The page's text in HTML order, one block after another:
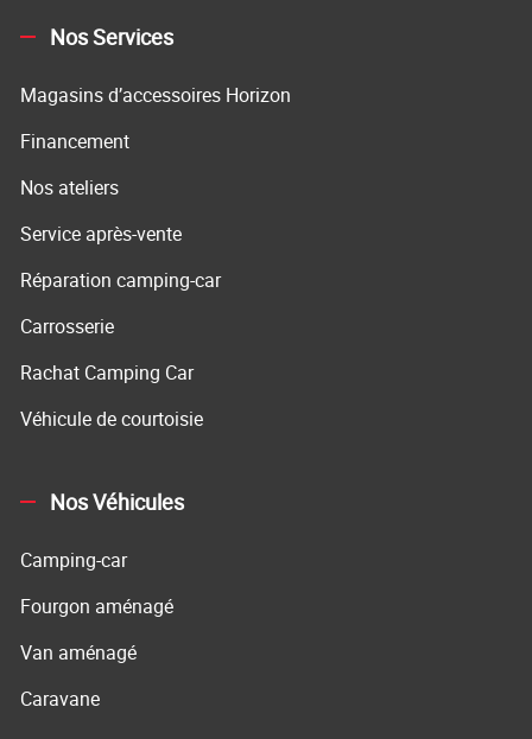
Nos Services
Magasins d’accessoires Horizon
Financement
Nos ateliers
Service après-vente
Réparation camping-car
Carrosserie
Rachat Camping Car
Véhicule de courtoisie
Nos Véhicules
Camping-car
Fourgon aménagé
Van aménagé
Caravane